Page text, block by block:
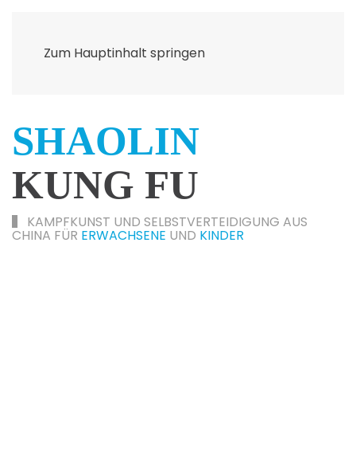
Zum Hauptinhalt springen
SHAOLIN­
KUNG FU
KAMPFKUNST UND SELBSTVERTEIDIGUNG AUS
CHINA FÜR ERWACHSENE UND KINDER